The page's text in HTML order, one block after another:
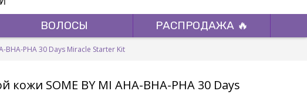
ВОЛОСЫ РАСПРОДАЖА 🔥
PHA 30 Days Miracle Starter Kit
SOME BY MI AHA-BHA-PHA 30 Days